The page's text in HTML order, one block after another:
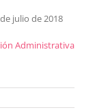
julio de 2018
Administrativa